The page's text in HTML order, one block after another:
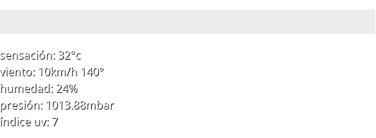
sensación: 32°c
viento: 10km/h140°
humedad: 24%
presión: 1013.88mbar
índice uv: 7